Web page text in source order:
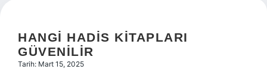
HANGI HADIS KITAPLARI
GÜVENILIR
Tarih: Mart 15, 2025